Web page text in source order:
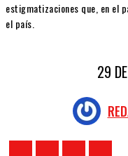
estigmatizaciones que, en el
el país.
29